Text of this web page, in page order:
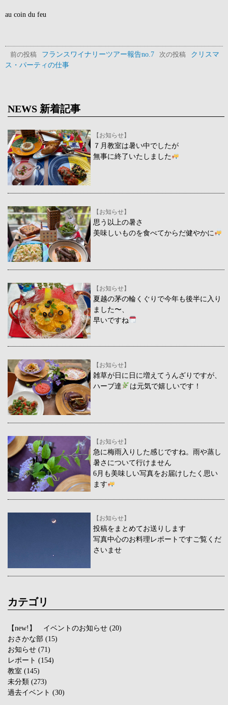
au coin du feu
前の投稿 フランスワイナリーツアー報告no.7 次の投稿
クリスマ
ス・パーティの仕事
NEWS 新着記事
【お知らせ】
７月教室は暑い中でしたが
無事に終了いたしました
【お知らせ】
思う以上の暑さ
美味しいものを食べてからだ健やかに
【お知らせ】
夏越の茅の輪くぐりで今年も後半に入り
ました〜、
早いですね
【お知らせ】
雑草が日に日に増えてうんざりですが、
ハーブ達
は元気で嬉しいです！
【お知らせ】
急に梅雨入りした感じですね。雨や蒸し
暑さについて行けません
6月も美味しい写真をお届けしたく思い
ます
【お知らせ】
投稿をまとめてお送りします
写真中心のお料理レポートですご覧くだ
さいませ
カテゴリ
【new!】 イベントのお知らせ (20)
おさかな部 (15)
お知らせ (71)
レポート (154)
教室 (145)
未分類 (273)
過去イベント (30)